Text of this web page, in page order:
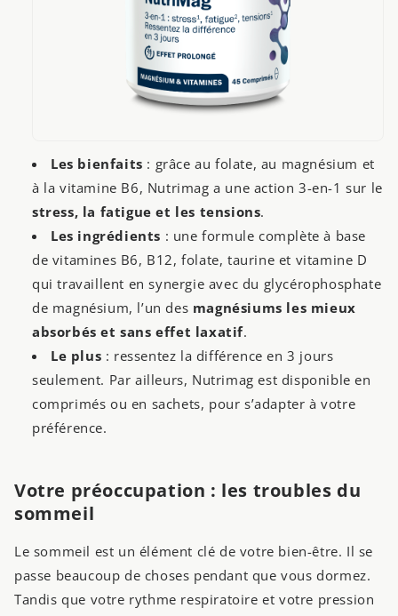
Les bienfaits : grâce au folate, au magnésium et
à la vitamine B6, Nutrimag a une action 3-en-1 sur le
stress, la fatigue et les tensions.
Les ingrédients : une formule complète à base
de vitamines B6, B12, folate, taurine et vitamine D
qui travaillent en synergie avec du glycérophosphate
de magnésium, l’un des magnésiums les mieux
absorbés et sans effet laxatif.
Le plus : ressentez la différence en 3 jours
seulement. Par ailleurs, Nutrimag est disponible en
comprimés ou en sachets, pour s’adapter à votre
préférence.
Votre préoccupation : les troubles du
sommeil
Le sommeil est un élément clé de votre bien-être. Il se
passe beaucoup de choses pendant que vous dormez.
Tandis que votre rythme respiratoire et votre pression